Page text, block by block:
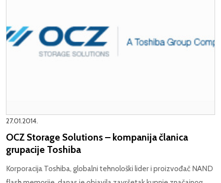
27.01.2014.
OCZ Storage Solutions – kompanija članica
grupacije Toshiba
Korporacija Toshiba, globalni tehnološki lider i proizvođač NAND